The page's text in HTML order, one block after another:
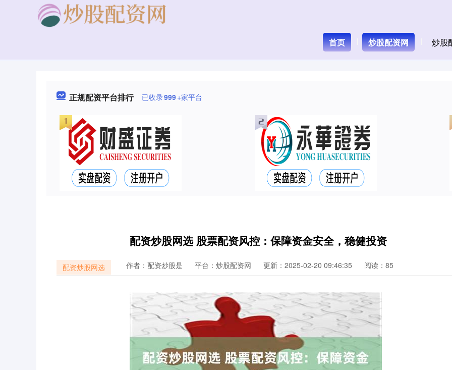
首页 炒股配资网 炒股
正规配资平台排行 已收录999+家平台
配资炒股网选 股票配资风控：保障资金安全，稳健投资
配资炒股网选 作者：配资炒股是 平台：炒股配资网 更新：2025-02-20 09:46:35 阅读：85